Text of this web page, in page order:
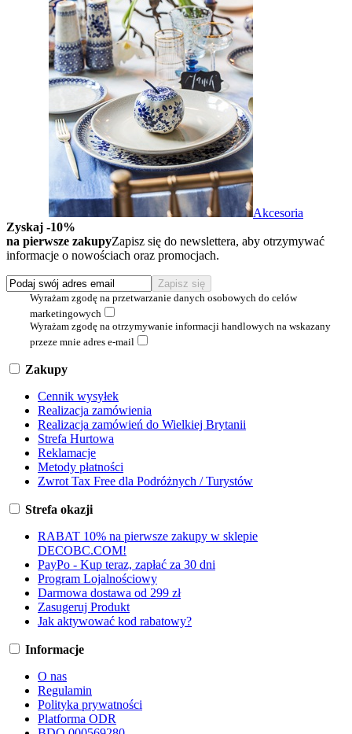
Akcesoria
Zyskaj -10%
na pierwsze zakupyZapisz się do newslettera, aby otrzymywać
informacje o nowościach oraz promocjach.
Wyrażam zgodę na przetwarzanie danych osobowych do celów
marketingowych
Wyrażam zgodę na otrzymywanie informacji handlowych na wskazany
przeze mnie adres e-mail
Zakupy
Cennik wysyłek
Realizacja zamówienia
Realizacja zamówień do Wielkiej Brytanii
Strefa Hurtowa
Reklamacje
Metody płatności
Zwrot Tax Free dla Podróżnych / Turystów
Strefa okazji
RABAT 10% na pierwsze zakupy w sklepie
DECOBC.COM!
PayPo - Kup teraz, zapłać za 30 dni
Program Lojalnościowy
Darmowa dostawa od 299 zł
Zasugeruj Produkt
Jak aktywować kod rabatowy?
Informacje
O nas
Regulamin
Polityka prywatności
Platforma ODR